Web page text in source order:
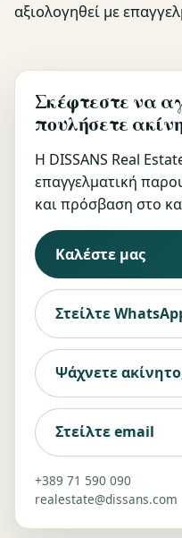
αξιολογηθεί με
Σκέφτεστε να
πουλήσετε
Η DISSANS Real
επαγγελματική
και πρόσβαση στο
Καλέστε μας
Στείλτε
Ψάχνετε
Στείλτε email
+389 71 590 090
realestate@dissans.com